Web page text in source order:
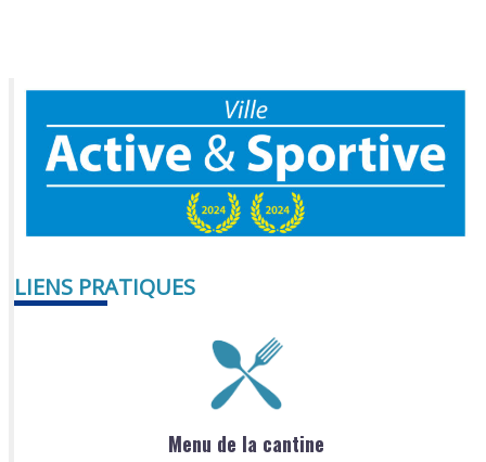
LIENS PRATIQUES
Menu de la cantine